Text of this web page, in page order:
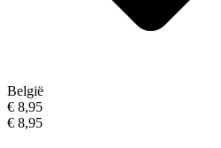
België
€ 8,95
€ 8,95